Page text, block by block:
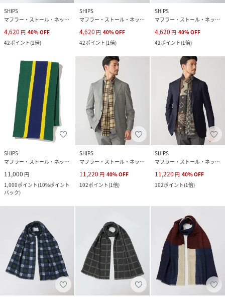
SHIPS
マフラー・ストール・ネックウォーマー
4,620 円 40%OFF
42ポイント(1倍)
SHIPS
マフラー・ストール・ネックウォーマー
4,620 円 40%OFF
42ポイント(1倍)
SHIPS
マフラー・ストール・ネックウォーマー
4,620 円 40%OFF
42ポイント(1倍)
SHIPS
マフラー・ストール・ネックウォーマー
11,000 円
1,000ポイント(10%ポイント
バック)
SHIPS
マフラー・ストール・ネックウォーマー
11,220 円 40%OFF
102ポイント(1倍)
SHIPS
マフラー・ストール・ネックウォーマー
11,220 円 40%OFF
102ポイント(1倍)